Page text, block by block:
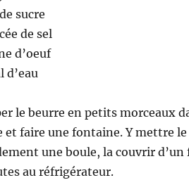
sucre
de sel
d’oeuf
d’eau
le beurre en petits morceaux
et faire une fontaine. Y mettre le
une boule, la couvrir
au réfrigérateur.